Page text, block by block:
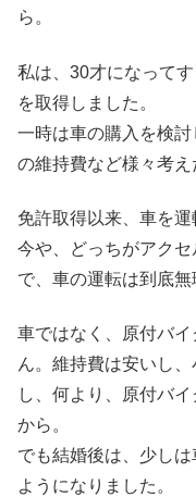
ら。
私は、30才になって
を取得しました。
一時は車の購入を検
の維持費など様々考え
免許取得以来、車を運
今や、どっちがアク
で、車の運転は到底無
車ではなく、原付バ
ん。維持費は安いし
し、何より、原付バ
から。
でも結婚後は、少し
ようになりました。